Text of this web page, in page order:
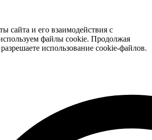
сайта и его взаимодействия с
файлы cookie. Продолжая
использование cookie-файлов.